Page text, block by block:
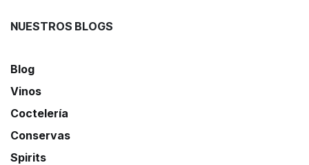
NUESTROS BLOGS
Blog
Vinos
Coctelería
Conservas
Spirits